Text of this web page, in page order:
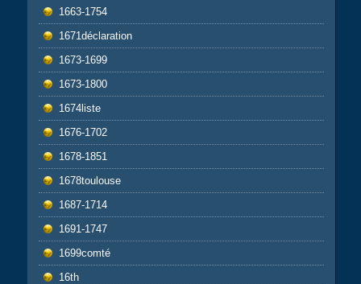
1663-1754
1671déclaration
1673-1699
1673-1800
1674liste
1676-1702
1678-1851
1678toulouse
1687-1714
1691-1747
1699comté
16th